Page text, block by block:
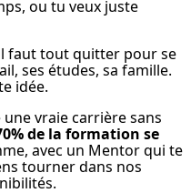
ou tu veux juste
faut tout quitter pour se
idée.
vraie carrière sans
de la formation se
avec un Mentor qui te
tourner dans nos